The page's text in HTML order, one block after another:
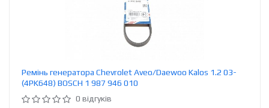
Ремінь генератора Chevrolet Aveo/Daewoo Kalos 1.2 03-
(4PK648) BOSCH 1 987 946 010
0 відгуків